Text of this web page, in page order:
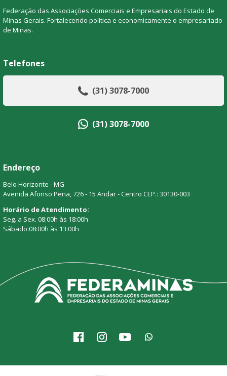
Federação das Associações Comerciais e Empresariais do Estado de
Minas Gerais. Fortalecendo política e economicamente o empresariado
de Minas.
Telefones
(31) 3078-7000
(31) 3078-7000
Endereço
Belo Horizonte - MG
Avenida Afonso Pena, 726 - 15 Andar - Centro CEP.: 30130-003
Horário de Atendimento:
Seg. a Sex. 08:00h às 18:00h
Sábado:08:00h às 13:00h